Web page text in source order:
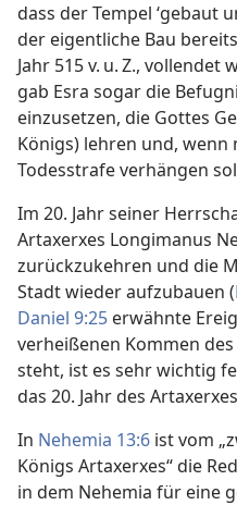
dass der Tempel ‘gebaut
der eigentliche Bau
Jahr 515 v. u. Z., vollendet
gab Esra sogar die
einzusetzen, die Gottes
Königs) lehren und,
Todesstrafe verhängen
Im 20. Jahr seiner
Artaxerxes Longimanus
zurückzukehren und die
Stadt wieder aufzubauen (
Daniel 9:25 erwähnte
verheißenen Kommen
steht, ist es sehr wichtig
das 20. Jahr des
In Nehemia 13:6 ist vom
Königs Artaxerxes“ die
in dem Nehemia für eine